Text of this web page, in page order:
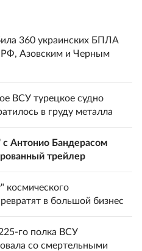
360 украинских БПЛА
РФ, Азовским и Черным
ВСУ турецкое судно
в груду металла
с Антонио Бандерасом
трейлер
космического
в большой бизнес
го полка ВСУ
со смертельными